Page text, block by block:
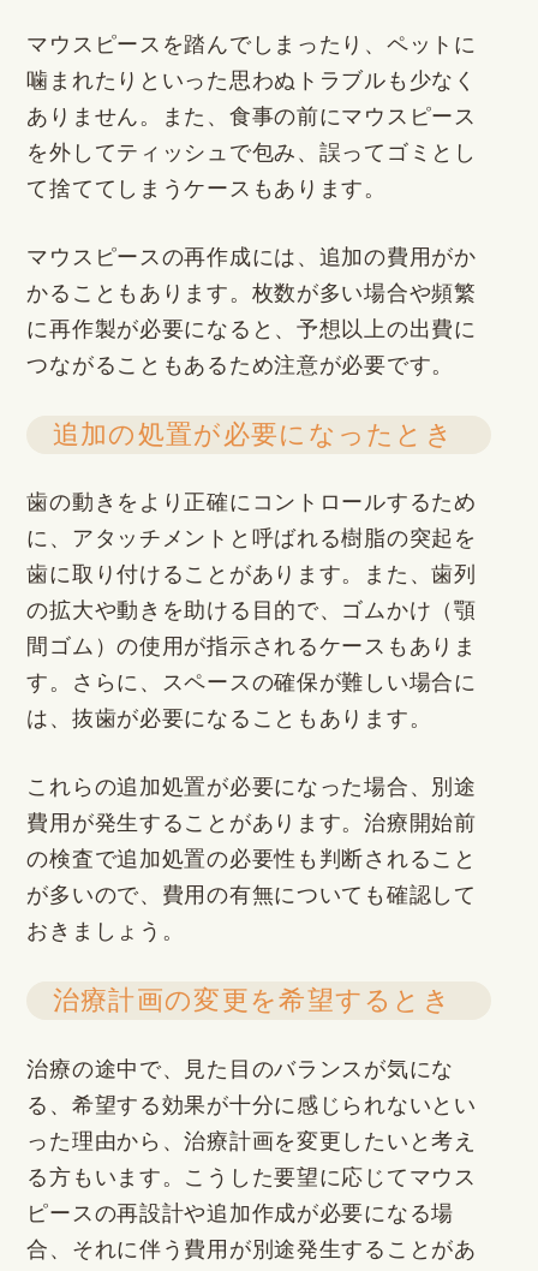
マウスピースを踏んでしまったり、ペットに
噛まれたりといった思わぬトラブルも少なく
ありません。また、食事の前にマウスピース
を外してティッシュで包み、誤ってゴミとし
て捨ててしまうケースもあります。
マウスピースの再作成には、追加の費用がか
かることもあります。枚数が多い場合や頻繁
に再作製が必要になると、予想以上の出費に
つながることもあるため注意が必要です。
追加の処置が必要になったとき
歯の動きをより正確にコントロールするため
に、アタッチメントと呼ばれる樹脂の突起を
歯に取り付けることがあります。また、歯列
の拡大や動きを助ける目的で、ゴムかけ（顎
間ゴム）の使用が指示されるケースもありま
す。さらに、スペースの確保が難しい場合に
は、抜歯が必要になることもあります。
これらの追加処置が必要になった場合、別途
費用が発生することがあります。治療開始前
の検査で追加処置の必要性も判断されること
が多いので、費用の有無についても確認して
おきましょう。
治療計画の変更を希望するとき
治療の途中で、見た目のバランスが気にな
る、希望する効果が十分に感じられないとい
った理由から、治療計画を変更したいと考え
る方もいます。こうした要望に応じてマウス
ピースの再設計や追加作成が必要になる場
合、それに伴う費用が別途発生することがあ